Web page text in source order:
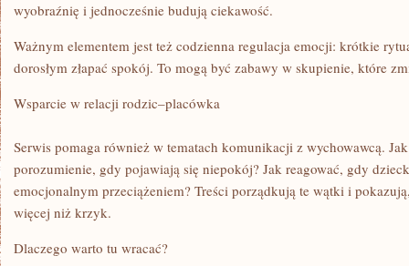
wyobraźnię i jednocześnie budują ciekawość.
Ważnym elementem jest też codzienna regulacja emocji: krótkie
dorosłym złapać spokój. To mogą być zabawy w skupienie, które
Wsparcie w relacji rodzic–placówka
Serwis pomaga również w tematach komunikacji z wychowawcą.
porozumienie, gdy pojawiają się niepokój? Jak reagować, gdy
emocjonalnym przeciążeniem? Treści porządkują te wątki i
więcej niż krzyk.
Dlaczego warto tu wracać?